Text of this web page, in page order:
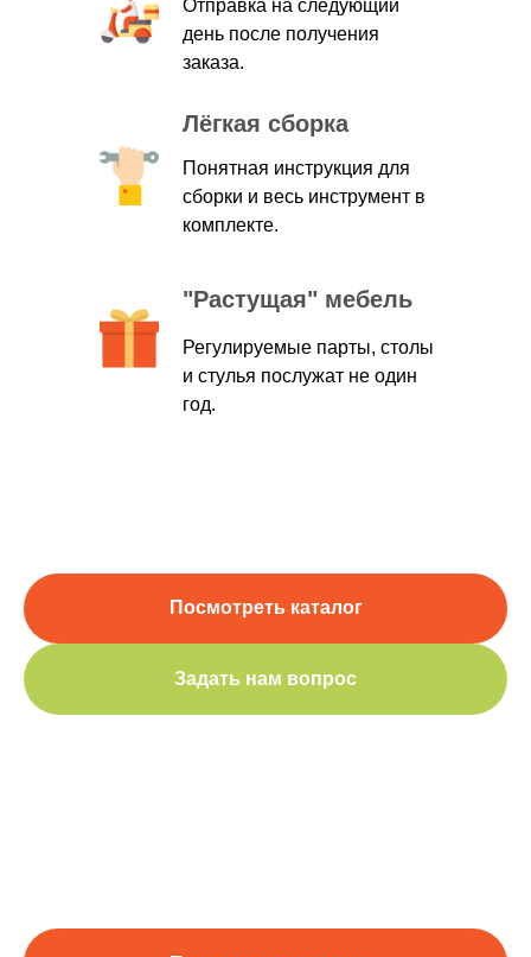
Отправка на следующий
день после получения
заказа.
Лёгкая сборка
Понятная инструкция для
сборки и весь инструмент в
комплекте.
Регулируемые парты, столы
и стулья послужат не один
год.
"Растущая" мебель
Посмотреть каталог
Задать нам вопрос